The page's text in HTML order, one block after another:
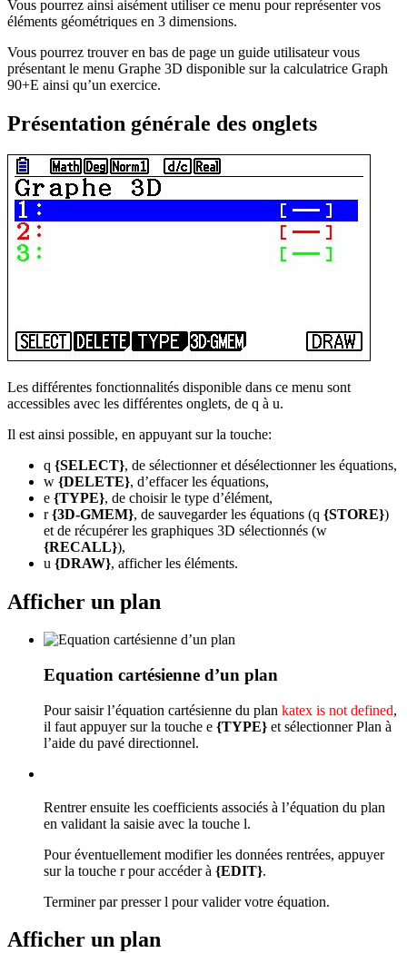
Vous pourrez ainsi aisément utiliser ce menu pour représenter vos
éléments géométriques en 3 dimensions.
Vous pourrez trouver en bas de page un guide utilisateur vous
présentant le menu Graphe 3D disponible sur la calculatrice Graph
90+E ainsi qu’un exercice.
Présentation générale des onglets
Les différentes fonctionnalités disponible dans ce menu sont
accessibles avec les différentes onglets, de q à u.
Il est ainsi possible, en appuyant sur la touche:
q {SELECT}, de sélectionner et désélectionner les équations,
w {DELETE}, d’effacer les équations,
e {TYPE}, de choisir le type d’élément,
r {3D-GMEM}, de sauvegarder les équations (q {STORE})
et de récupérer les graphiques 3D sélectionnés (w
{RECALL}),
u {DRAW}, afficher les éléments.
Afficher un plan
Equation cartésienne d’un plan
Pour saisir l’équation cartésienne du plan katex is not defined,
il faut appuyer sur la touche e {TYPE} et sélectionner Plan à
l’aide du pavé directionnel.
Rentrer ensuite les coefficients associés à l’équation du plan
en validant la saisie avec la touche l.
Pour éventuellement modifier les données rentrées, appuyer
sur la touche rpour accéder à {EDIT}.
Terminer par presserl pour valider votre équation.
Afficher un plan